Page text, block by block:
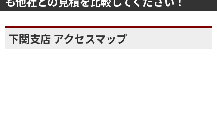
絶対に損はさせません！後悔しないために
も他社との見積を比較してください！